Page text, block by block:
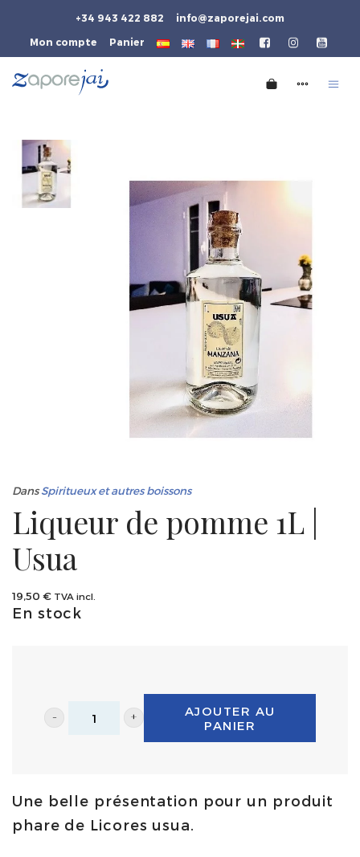
+34 943 422 882 info@zaporejai.com
Mon compte Panier
DansSpiritueux et autres boissons
Liqueur de pomme 1L |
Usua
19,50 € TVA incl.
En stock
Liqueur
1L
|
AJOUTER AU
PANIER
Une belle présentation pour un produit
phare de Licores usua.